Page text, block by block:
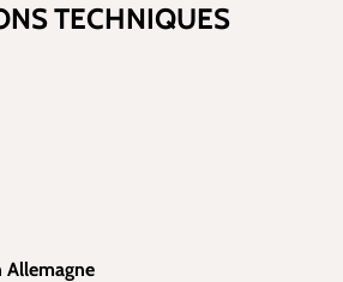
TECHNIQUES
Allemagne